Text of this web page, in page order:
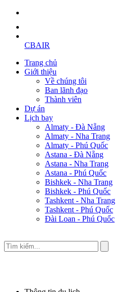
CBAIR
Trang chủ
Giới thiệu
Về chúng tôi
Ban lãnh đạo
Thành viên
Dự án
Lịch bay
Almaty - Đà Nẵng
Almaty - Nha Trang
Almaty - Phú Quốc
Astana - Đà Nẵng
Astana - Nha Trang
Astana - Phú Quốc
Bishkek - Nha Trang
Bishkek - Phú Quốc
Tashkent - Nha Trang
Tashkent - Phú Quốc
Đài Loan - Phú Quốc